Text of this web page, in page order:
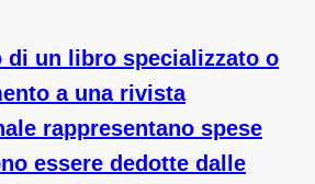
di un libro specializzato o
a una rivista
rappresentano spese
essere dedotte dalle